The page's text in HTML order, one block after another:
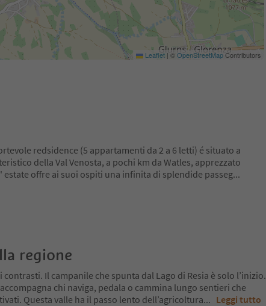
Leaflet | ©OpenStreetMapContributors
redsidence (5 appartamenti da 2 a 6 letti) é situato a
della Val Venosta, a pochi km da Watles, apprezzato
estate offre ai suoi ospiti una infinita di splendide passeg...
regione
contrasti. Il campanile che spunta dal Lago di Resia è solo l’inizio.
chi naviga, pedala o cammina lungo sentieri che
Questa valle ha il passo lento dell’agricoltura... Leggi tutto